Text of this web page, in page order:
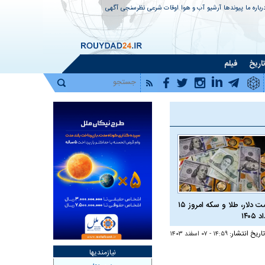
ما پیوندها آرشیو آب و هوا اوقات شرعی نظرسنجی آگهی
تاریخ فیلم
قیمت دلار، طلا و سکه امروز ۱۵
تاریخ انتشار: ۱۴:۵۹ - ۰۷ اسفند ۱۴۰۳
نیازمندیها